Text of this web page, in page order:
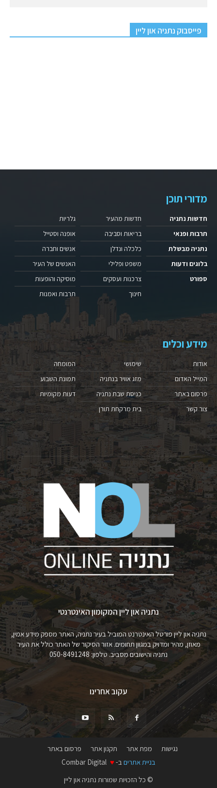
פייסבוק נתניה און ליין
מדורי תוכן
חדשות נתניה
תרבות ופנאי
נתניה מבשלת
בלוגים ודעות
ספורט
חדשות מהעיר
בריאות וסביבה
כלכלה ונדלן
משפט ופלילי
צרכנות ועסקים
חינוך
גלריות
אופנה וסטייל
אנשים וחברה
האנשים של העיר
מוסיקה והופעות
תרבות ואמנות
מידע וכלים
אודות
המייל האדום
פרסום באתר
צור קשר
שימושי
מזג אוויר בנתניה
כניסת שבת נתניה
בית מרקחת תורן
המומחה
תמונת השבוע
דעות מקומיות
נתניה און ליין המקומון האינטרנטי
נתניה און ליין פורטל האינטרנט המוביל בעיר נתניה, האתר מספק מידע אמין,
מאוזן, מהיר ומדויק במגוון תחומים. אזור הסיקור של האתר כולל את העיר
נתניה והישובים מסביב. טלפון: 050-8491248
עקוב אחרינו
נגישות מפת אתר תקנון אתר
פרסום באתר
בניית אתרים ב- ♥
© כל הזכויות שמורות נתניה און ליין